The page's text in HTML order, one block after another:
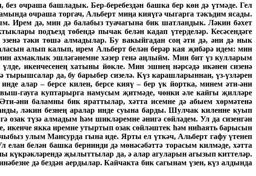
очраша башладык. Бер-беребездән башка бер көн дә үтмәде. Гел
очраша торгач, Альберт миңа кияүгә чыгарга тәкъдим ясады.
Ирем дә, мин дә балабыз туачагына бик шатландык. Ләкин бәхет
подъезд төбендә пычак белән кадап үтерделәр. Кесәсендәге
тәки төшә алмадылар. Бу вакыйгадан соң әти дә, әни дә нык
алып калып, ирем Альберт белән берәр кая җибәрә идем: мин
ахмаклык эшләгәнемне хәзер генә аңлыйм. Мин бит үз кулларым
икенчесенең хатыны йөкле. Мин эшнең нәрсәдә икәнен сизенә
тырышсалар да, бу барыбер сизелә. Күз карашларыннан, үз-үзләрен
алар – берсе килен, берсе кияү – бер үк йортка, минем әти-әни
гауга куптарырга намусым җитмәде, чөнки әле кайгы җилләре
әни баламны бик яраттылар, хәтта исемне дә абыем хөрмәтенә
ләкин безнең аралар инде суына барды. Шулчак киленне куып
түзә алмадым һәм шикләремне әнигә сөйләдем. Ул да сизенгән
икенче якка иремне утыртып озак сөйләштек һәм ниһаять барысын
улым Мансурда гына иде. Ярты ел үткәч, Альберт гафу үтенеп
белән башка бернинди дә мөнәсәбәттә торасым килмәде, хәтта
күкрәкләрендә җылыттылар да, ә алар агуларын агызып киттеләр.
дә бездән аердылар. Кайчакта бик сагынам үзен, күз алдында